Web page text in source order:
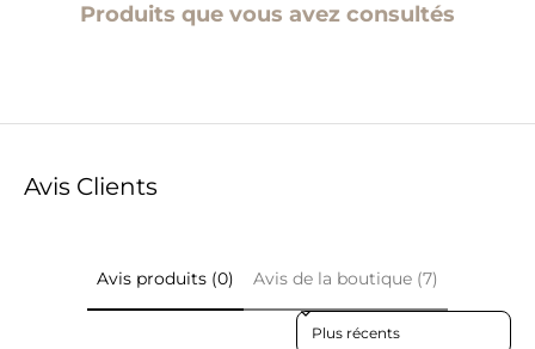
Produits que vous avez consultés
Avis Clients
Avis produits (0) Avis de la boutique (7)
Sort reviews by